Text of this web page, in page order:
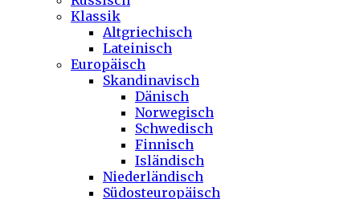
Klassik
Altgriechisch
Lateinisch
Europäisch
Skandinavisch
Dänisch
Norwegisch
Schwedisch
Finnisch
Isländisch
Niederländisch
Südosteuropäisch